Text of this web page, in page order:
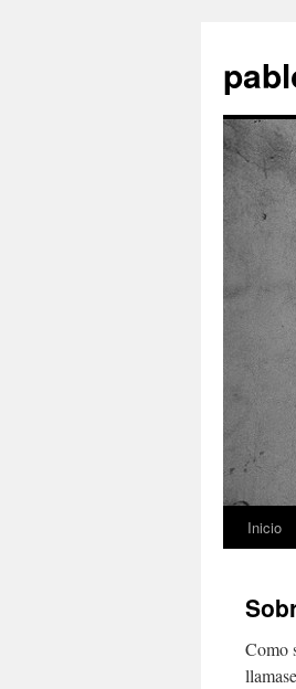
Saltar
contenido
Inicio
Como
llamase